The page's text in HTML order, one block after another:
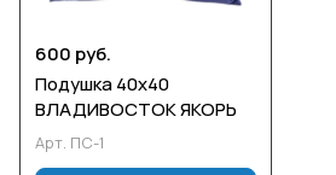
600 руб.
Подушка 40х40
ВЛАДИВОСТОК ЯКОРЬ
Арт. ПС-1